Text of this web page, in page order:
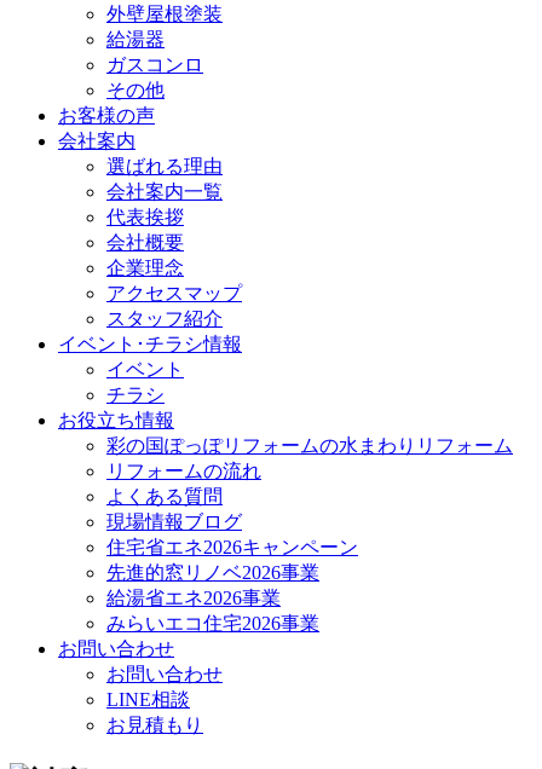
外壁屋根塗装
給湯器
ガスコンロ
その他
お客様の声
会社案内
選ばれる理由
会社案内一覧
代表挨拶
会社概要
企業理念
アクセスマップ
スタッフ紹介
イベント･チラシ情報
イベント
チラシ
お役立ち情報
彩の国ぽっぽリフォームの水まわりリフォーム
リフォームの流れ
よくある質問
現場情報ブログ
住宅省エネ2026キャンペーン
先進的窓リノベ2026事業
給湯省エネ2026事業
みらいエコ住宅2026事業
お問い合わせ
お問い合わせ
LINE相談
お見積もり